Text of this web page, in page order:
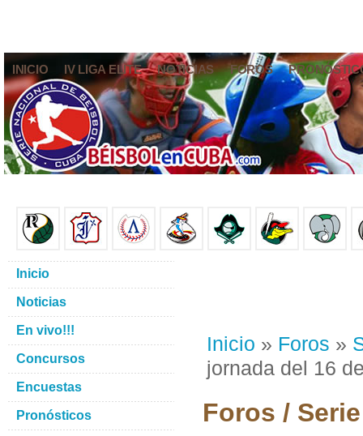
INICIO IV LIGA ELITE NOTICIAS FOROS
Inicio » Foros »
jornada del 16
Foros /
Inicio
Noticias
En vivo!!!
Concursos
Encuestas
Pronósticos